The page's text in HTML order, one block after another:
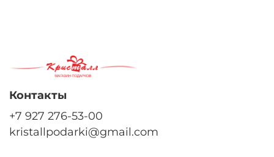
Контакты
+7 927 276-53-00
kristallpodarki@gmail.com